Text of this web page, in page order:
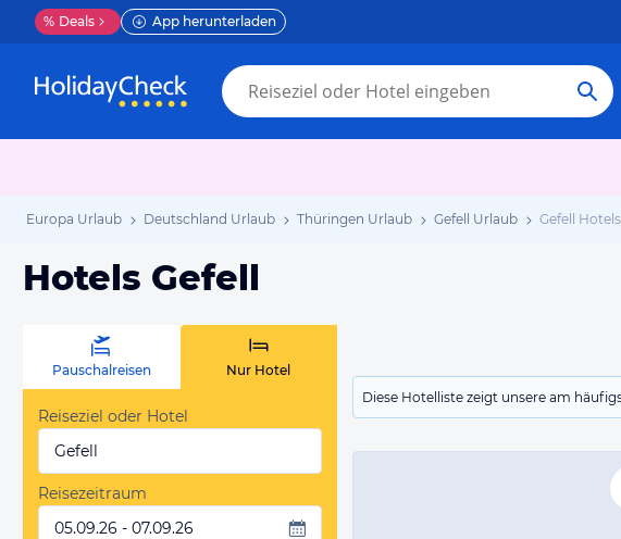
% Deals App herunterladen
Europa Urlaub Deutschland Urlaub Thüringen Urlaub Gefell Urlaub Gefell Hotels
Hotels Gefell
Diese Hotelliste zeigt unsere am
Pauschalreisen Nur Hotel
Reiseziel oder Hotel
Gefell
Reisezeitraum
05.09.26 - 07.09.26